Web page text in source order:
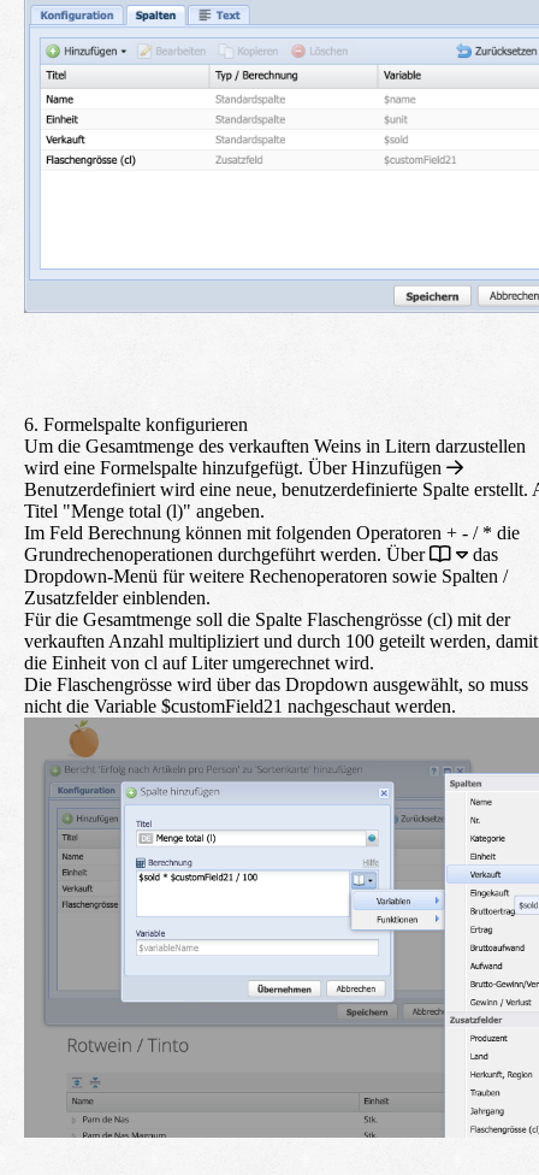
6. Formelspalte konfigurieren
Um die Gesamtmenge des verkauften Weins in Litern darzustellen
wird eine Formelspalte hinzufgefügt. ÜberHinzufügen
Benutzerdefiniert wird eine neue, benutzerdefinierte Spalte erstellt.
Titel "Menge total (l)" angeben.
Im Feld Berechnung können mit folgenden Operatoren + - / * die
Grundrechenoperationen durchgeführt werden. Über
das
Dropdown-Menü für weitere Rechenoperatoren sowie Spalten /
Zusatzfelder einblenden.
Für die Gesamtmenge soll die Spalte Flaschengrösse (cl) mit der
verkauften Anzahl multipliziert und durch 100 geteilt werden, damit
die Einheit von cl auf Liter umgerechnet wird.
Die Flaschengrösse wird über das Dropdown ausgewählt, so muss
nicht die Variable $customField21 nachgeschaut werden.